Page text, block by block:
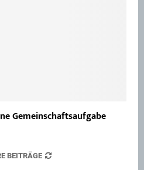
Gemeinschaftsaufgabe
BEITRÄGE